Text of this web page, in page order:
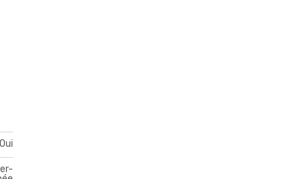
Oui